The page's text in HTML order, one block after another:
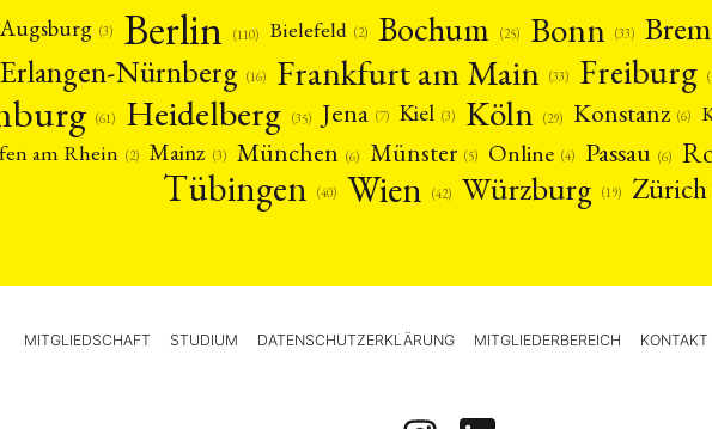
Augsburg (3) Berlin (110) Bielefeld (2) Bochum (25) Bonn (33)
Erlangen-Nürnberg (16) Frankfurt am Main (33) Freiburg
(61) Heidelberg (35) Jena (7) Kiel (3) Köln (29) Konstanz (6)
am Rhein (2) Mainz (3) München (6) Münster (5) Online (4) Passau (6)
Tübingen (40) Wien (42) Würzburg (19) Zürich
MITGLIEDSCHAFT STUDIUM DATENSCHUTZERKLÄRUNG MITGLIEDERBEREICH KONTAKT